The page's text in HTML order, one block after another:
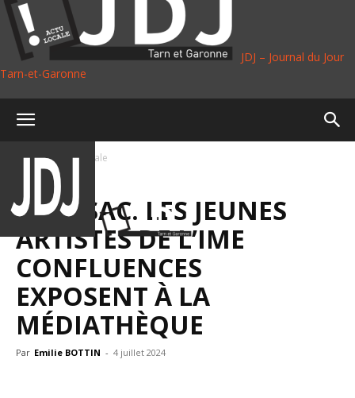
JDJ – Journal du Jour
Tarn-et-Garonne
Accueil Vie Locale
VIE LOCALE
MOISSAC. LES JEUNES
ARTISTES DE L’IME
CONFLUENCES
EXPOSENT À LA
MÉDIATHÈQUE
Par Emilie BOTTIN - 4 juillet 2024